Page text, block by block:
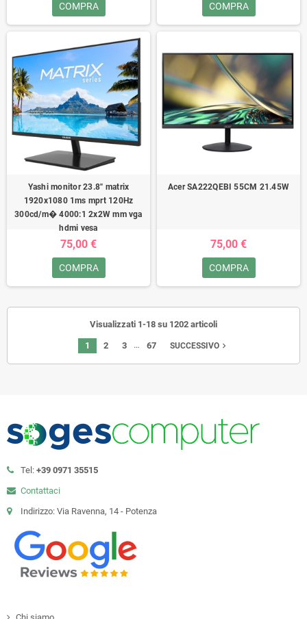
COMPRA COMPRA
Yashi monitor 23.8'' matrix
1920x1080 1ms mprt 120Hz
300cd/m� 4000:1 2x2W mm vga
hdmi vesa
75,00 €
COMPRA
Acer SA222QEBI 55CM 21.45W
75,00 €
COMPRA
Visualizzati 1-18 su 1202 articoli
1 2 3 … 67 SUCCESSIVO navigate_next
Tel: +39 0971 35515
Contattaci
Indirizzo: Via Ravenna, 14 - Potenza